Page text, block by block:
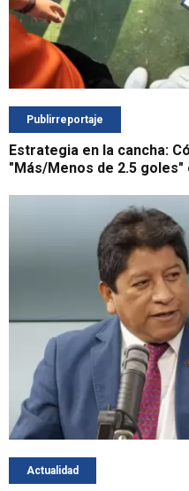
Publirreportaje
Estrategia en la cancha:
"Más/Menos de 2.5
Actualidad